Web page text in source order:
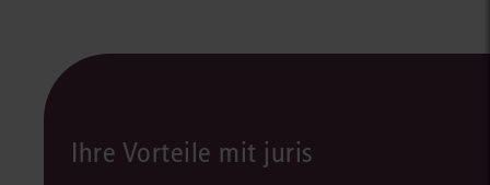
Ihre Vorteile mit juris